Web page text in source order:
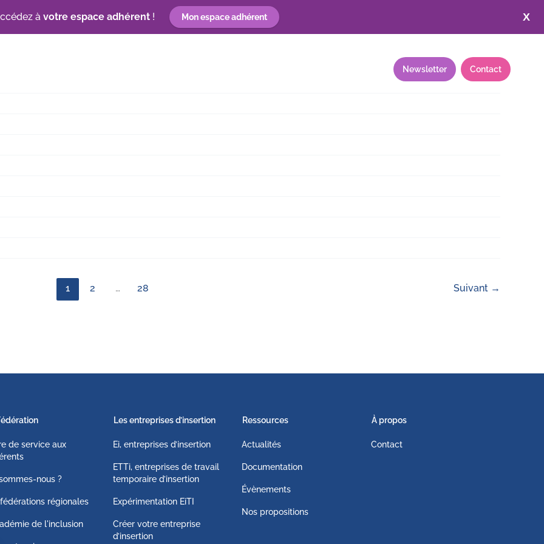
X
à votre espace adhérent! Mon espace adhérent
Newsletter Contact
1 2 … 28 Suivant →
de service aux
nous ?
fédérations régionales
de l'inclusion
Les entreprises d’insertion
Ei, entreprises d’insertion
ETTi, entreprises de travail
temporaire d’insertion
Expérimentation EiTI
Créer votre entreprise
d’insertion
Ressources
Actualités
Documentation
Évènements
Nos propositions
À propos
Contact